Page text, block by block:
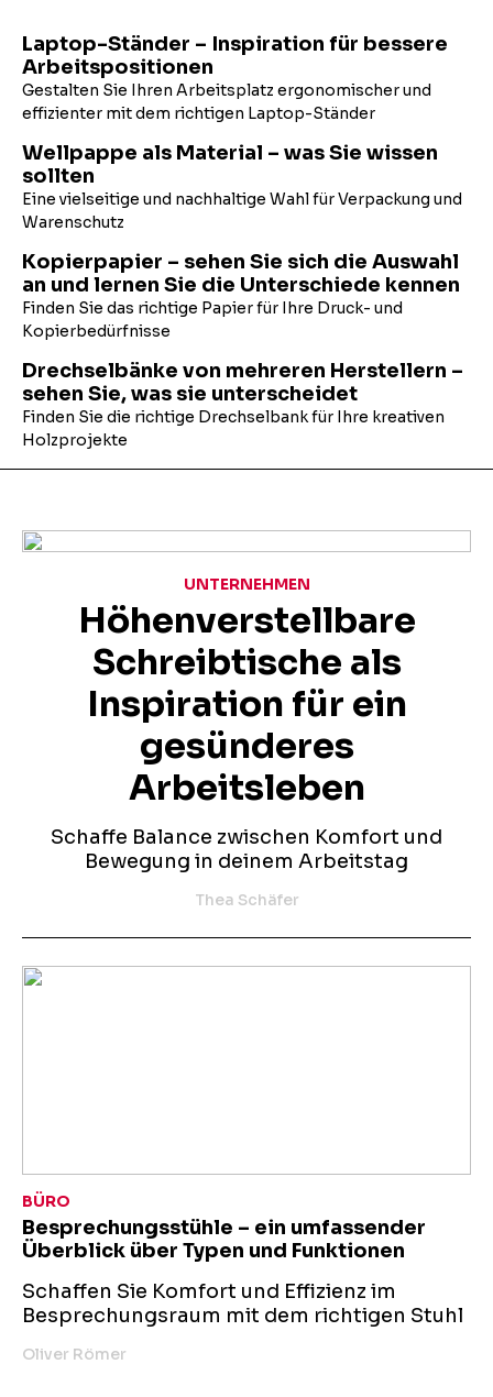
Laptop-Ständer – Inspiration für bessere
Arbeitspositionen
Gestalten Sie Ihren Arbeitsplatz ergonomischer und
effizienter mit dem richtigen Laptop-Ständer
Wellpappe als Material – was Sie wissen
sollten
Eine vielseitige und nachhaltige Wahl für Verpackung und
Warenschutz
Kopierpapier – sehen Sie sich die Auswahl
an und lernen Sie die Unterschiede kennen
Finden Sie das richtige Papier für Ihre Druck- und
Kopierbedürfnisse
Drechselbänke von mehreren Herstellern –
sehen Sie, was sie unterscheidet
Finden Sie die richtige Drechselbank für Ihre kreativen
Holzprojekte
Höhenverstellbare
Schreibtische als
Inspiration für ein
gesünderes
Arbeitsleben
Schaffe Balance zwischen Komfort und
Bewegung in deinem Arbeitstag
UNTERNEHMEN
Thea Schäfer
Besprechungsstühle – ein umfassender
Überblick über Typen und Funktionen
Schaffen Sie Komfort und Effizienz im
Besprechungsraum mit dem richtigen Stuhl
BÜRO
Oliver Römer